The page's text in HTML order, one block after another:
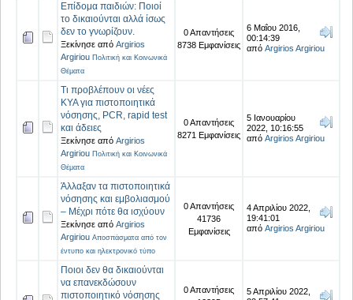
Επίδομα παιδιών: Ποιοί
το δικαιούνται αλλά ίσως
δεν το γνωρίζουν.
Ξεκίνησε από Argirios
Argiriou Πολιτική και Κοινωνικά
Θέματα
0 Απαντήσεις
8738 Εμφανίσεις
6 Μαΐου 2016,
00:14:39
από Argirios Argiriou
Τι προβλέπουν οι νέες
ΚΥΑ για πιστοποιητικά
νόσησης, PCR, rapid test
και άδειες
Ξεκίνησε από Argirios
Argiriou Πολιτική και Κοινωνικά
Θέματα
0 Απαντήσεις
8271 Εμφανίσεις
5 Ιανουαρίου
2022, 10:16:55
από Argirios Argiriou
Άλλαξαν τα πιστοποιητικά
νόσησης και εμβολιασμού
– Μέχρι πότε θα ισχύουν
Ξεκίνησε από Argirios
Argiriou Αποσπάσματα από τον
έντυπο και ηλεκτρονικό τύπο
0 Απαντήσεις
41736
Εμφανίσεις
4 Απριλίου 2022,
19:41:01
από Argirios Argiriou
Ποιοι δεν θα δικαιούνται
να επανεκδώσουν
πιστοποιητικό νόσησης
0 Απαντήσεις
5 Απριλίου 2022,